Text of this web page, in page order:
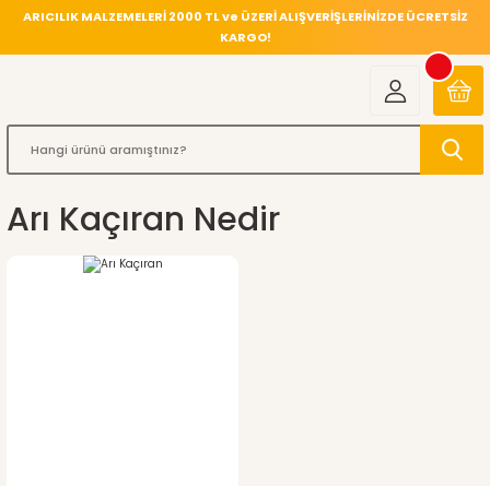
ARICILIK MALZEMELERİ 2000 TL ve ÜZERİ ALIŞVERİŞLERİNİZDE ÜCRETSİZ
KARGO!
Arı Kaçıran Nedir